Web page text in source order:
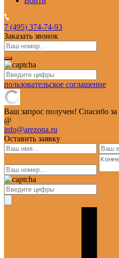
7 (495) 374-74-93
Заказать звонок
пользовательское соглашение
Ваш запрос получен! Спасибо
@
info@arezona.ru
Оставить заявку